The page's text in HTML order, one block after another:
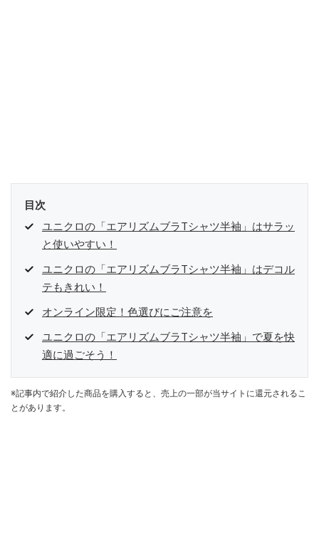
目次
ユニクロの「エアリズムブラTシャツ半袖」はサラッ
と使いやすい！
ユニクロの「エアリズムブラTシャツ半袖」はデコル
テもきれい！
オンライン限定！色選びにご注意を
ユニクロの「エアリズムブラTシャツ半袖」で夏を快
適に過ごそう！
※記事内で紹介した商品を購入すると、売上の一部が当サイトに還元されるこ
とがあります。